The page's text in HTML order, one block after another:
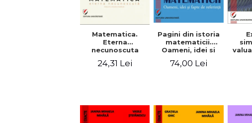
Matematica.
Eterna
necunoscuta
24,31 Lei
Pagini din istoria
matematicii.
Oameni, idei si
referinta - Ion
74,00 Lei